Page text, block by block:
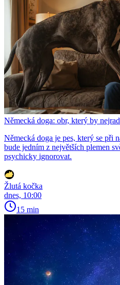
Německá doga: obr, který by
Německá doga je pes, který se při
bude jedním z největších plemen
psychicky ignorovat.
Žlutá kočka
dnes, 10:00
15 min